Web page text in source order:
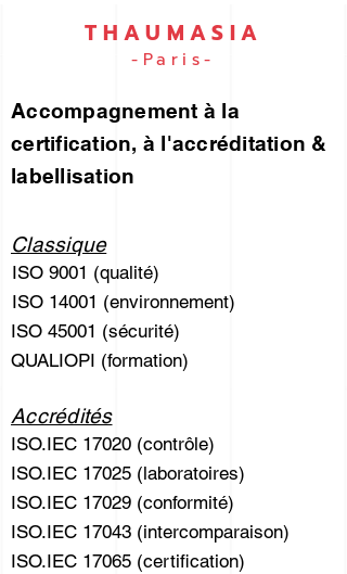
THAUMASIA
-Paris-
Accompagnement à la
certification, à l'accréditation &
labellisation
Classique
ISO 9001 (qualité)
ISO 14001 (environnement)
ISO 45001 (sécurité)
QUALIOPI (formation)
Accrédités
ISO.IEC 17020 (contrôle)
ISO.IEC 17025 (laboratoires)
ISO.IEC 17029 (conformité)
ISO.IEC 17043 (intercomparaison)
ISO.IEC 17065 (certification)